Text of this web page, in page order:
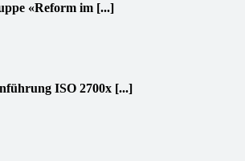
«Reform im [...]
ISO 2700x [...]